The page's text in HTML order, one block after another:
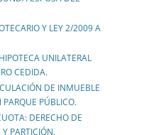
Y LEY 2/2009 A
UNILATERAL
CEDIDA.
DE INMUEBLE
PÚBLICO.
DERECHO DE
PARTICIÓN.